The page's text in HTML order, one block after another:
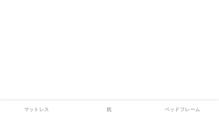
マットレス 枕 ベッドフレーム